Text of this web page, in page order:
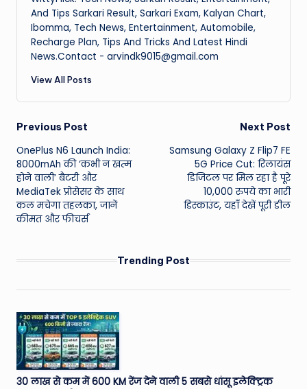
And Tips Sarkari Result, Sarkari Exam, Kalyan Chart,
Ibomma, Tech News, Entertainment, Automobile,
Recharge Plan, Tips And Tricks And Latest Hindi
News.Contact - arvindk9015@gmail.com
View All Posts
Post
navigation
Previous Post
OnePlus N6 Launch India:
8000mAh की ‘कभी न खत्म
होने वाली’ बैटरी और
MediaTek प्रोसेसर के साथ
कल मचेगा तहलका, जानें
कीमत और फीचर्स
Next Post
Samsung Galaxy Z Flip7 FE
5G Price Cut: रिलायंस
डिजिटल पर मिल रहा है पूरे
10,000 रुपये का भारी
डिस्काउंट, यहाँ देखें पूरी डील
Trending Post
30 लाख से कम में 600 KM रेंज देने वाली 5 सबसे धांसू इलेक्ट्रिक